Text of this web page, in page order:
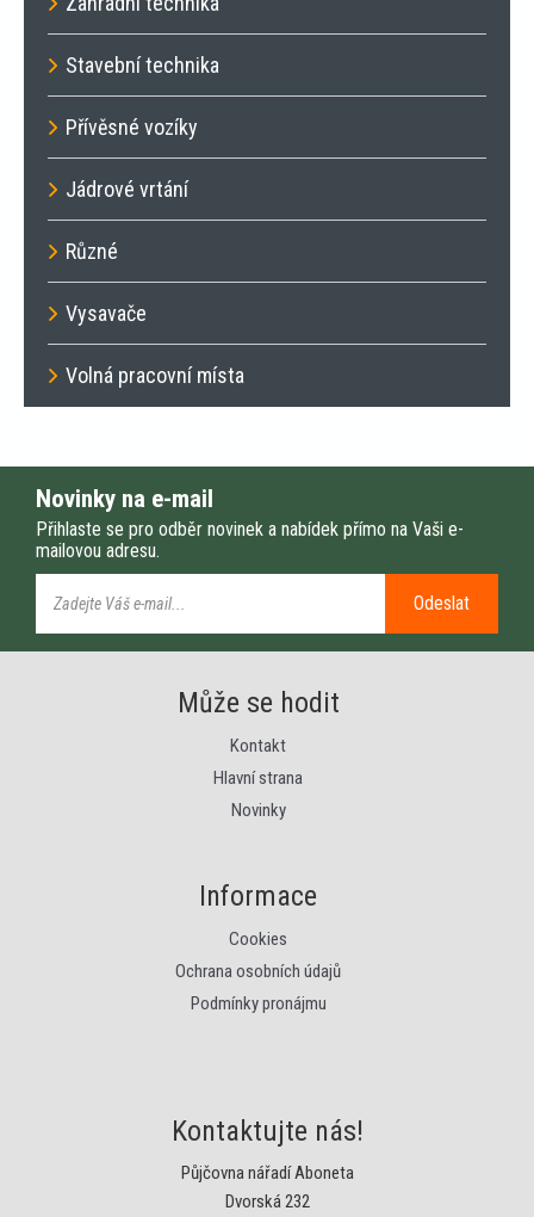
Stavební technika
Přívěsné vozíky
Jádrové vrtání
Různé
Vysavače
Volná pracovní místa
Novinky na e-mail
Přihlaste se pro odběr novinek a nabídek přímo na Vaši e-
mailovou adresu.
Odeslat
Může se hodit
Kontakt
Hlavní strana
Novinky
Informace
Cookies
Ochrana osobních údajů
Podmínky pronájmu
Kontaktujte nás!
Půjčovna nářadí Aboneta
Dvorská 232